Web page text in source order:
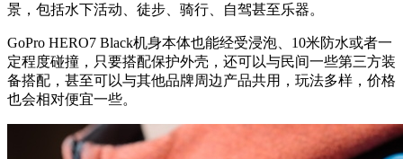
景，包括水下活动、徒步、骑行、自驾甚至乐器。
GoPro HERO7 Black机身本体也能经受浸泡、10米防水或者一
定程度碰撞，只要搭配保护外壳，还可以与民间一些第三方装
备搭配，甚至可以与其他品牌周边产品共用，玩法多样，价格
也会相对便宜一些。